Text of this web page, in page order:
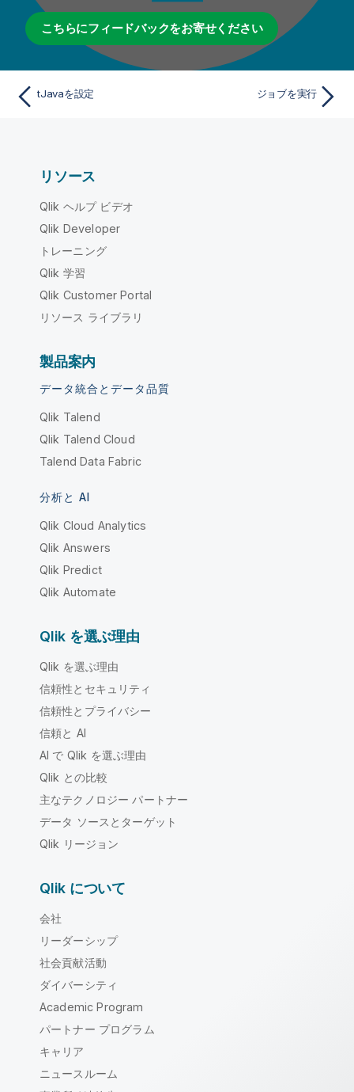
こちらにフィードバックをお寄せください
tJavaを設定 ジョブを実行
リソース
Qlik ヘルプ ビデオ
Qlik Developer
トレーニング
Qlik 学習
Qlik Customer Portal
リソース ライブラリ
製品案内
データ統合とデータ品質
Qlik Talend
Qlik Talend Cloud
Talend Data Fabric
分析と AI
Qlik Cloud Analytics
Qlik Answers
Qlik Predict
Qlik Automate
Qlik を選ぶ理由
Qlik を選ぶ理由
信頼性とセキュリティ
信頼性とプライバシー
信頼と AI
AI で Qlik を選ぶ理由
Qlik との比較
主なテクノロジー パートナー
データ ソースとターゲット
Qlik リージョン
Qlik について
会社
リーダーシップ
社会貢献活動
ダイバーシティ
Academic Program
パートナー プログラム
キャリア
ニュースルーム